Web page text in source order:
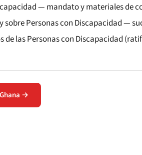
— mandato y materiales de
sobre Personas con Discapacidad —
de las Personas con Discapacidad
→